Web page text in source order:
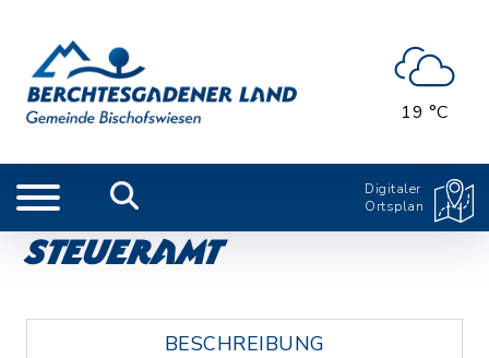
19 °C
Digitaler
Ortsplan
Steueramt
BESCHREIBUNG